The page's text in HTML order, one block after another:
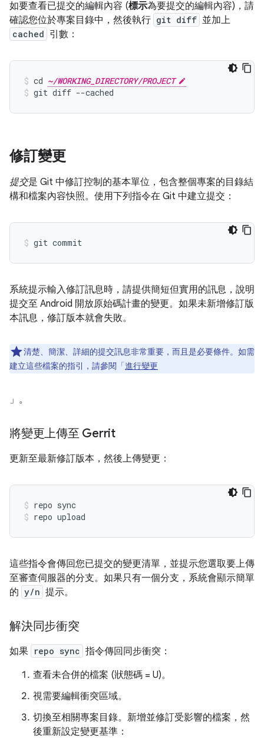
如要查看已提交的編輯內容 (標示為要提交的編輯內容)，請
確認您位於專案目錄中，然後執行 git diff 並加上
cached 引數：
cd ~/WORKING_DIRECTORY/PROJECT
git diff --cached
修訂變更
提交是 Git 中修訂控制的基本單位，包含整個專案的目錄結
構和檔案內容快照。使用下列指令在 Git 中建立提交：
系統提示輸入修訂訊息時，請提供簡短但實用的訊息，說明
提交至 Android 開放原始碼計畫的變更。如果未新增修訂版
本訊息，修訂版本就會失敗。
清楚、簡潔、詳細的提交訊息非常重要，而且是必要條件。如需
建立這些檔案的指引，請參閱「進行變更
」。
將變更上傳至 Gerrit
更新至最新修訂版本，然後上傳變更：
repo sync
repo upload
這些指令會傳回您已提交的變更清單，並提示您選取要上傳
至審查伺服器的分支。如果只有一個分支，系統會顯示簡單
的 y/n 提示。
解決同步衝突
如果 repo sync 指令傳回同步衝突：
查看未合併的檔案 (狀態碼 = U)。
視需要編輯衝突區域。
切換至相關專案目錄。新增並修訂受影響的檔案，然
後重新設定變更基準：